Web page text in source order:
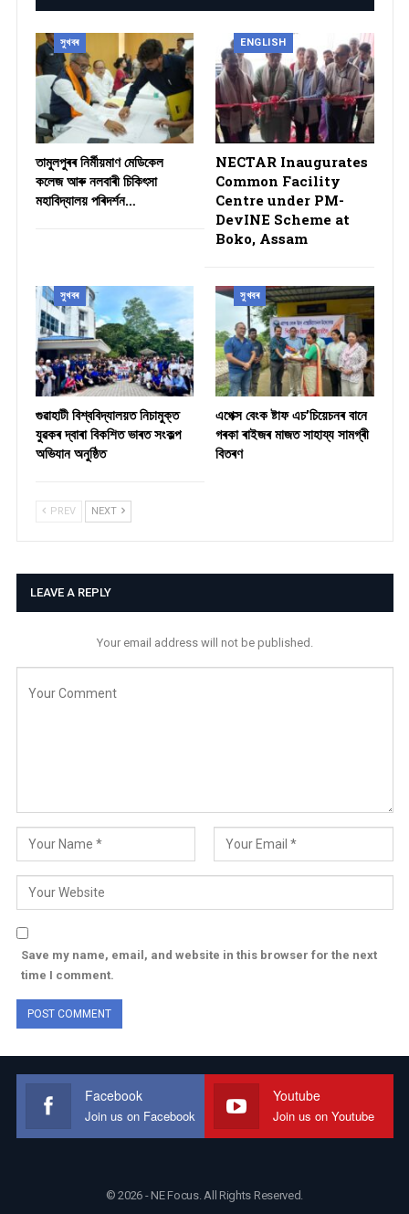
সুখবৰ
তামুলপুৰৰ নিৰ্মীয়মাণ মেডিকেল
কলেজ আৰু নলবাৰী চিকিৎসা
মহাবিদ্যালয় পৰিদৰ্শন…
ENGLISH
NECTAR Inaugurates
Common Facility
Centre under PM-
DevINE Scheme at
Boko, Assam
সুখবৰ
গুৱাহাটী বিশ্ববিদ্যালয়ত নিচামুক্ত
যুৱকৰ দ্বাৰা বিকশিত ভাৰত সংকল্প
অভিযান অনুষ্ঠিত
সুখবৰ
​এপেক্স বেংক ষ্টাফ এচ’চিয়েচনৰ বানে
গৰকা ৰাইজৰ মাজত সাহায্য সামগ্ৰী
বিতৰণ ​
PREV NEXT
LEAVE A REPLY
Your email address will not be published.
Save my name, email, and website in this browser for the next
time I comment.
Facebook
Join us on Facebook
Youtube
Join us on Youtube
© 2026 - NE Focus. All Rights Reserved.